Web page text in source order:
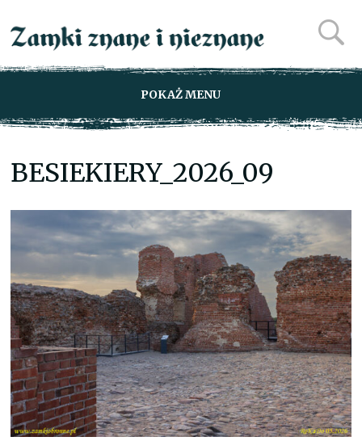
POKAŻ MENU
BESIEKIERY_2026_09